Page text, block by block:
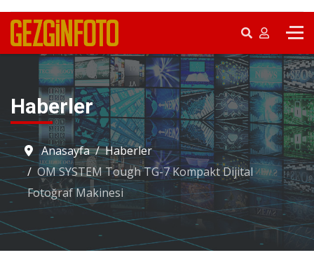
Haberler
Anasayfa
Haberler
OM SYSTEM Tough TG-7 Kompakt Dijital
Fotoğraf Makinesi